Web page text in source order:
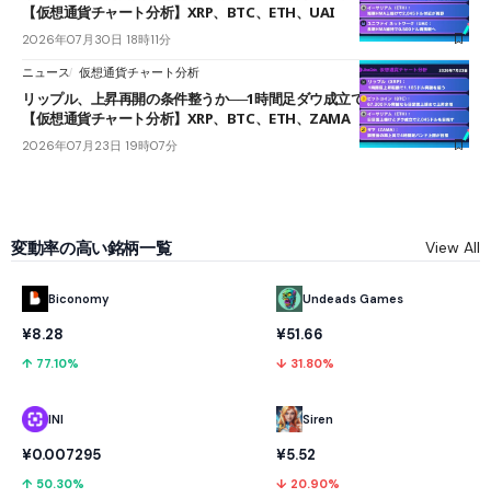
【仮想通貨チャート分析】XRP、BTC、ETH、UAI
2026年07月30日 18時11分
ニュース 仮想通貨チャート分析
リップル、上昇再開の条件整うか──1時間足ダウ成立で1.185ドルを狙う
【仮想通貨チャート分析】XRP、BTC、ETH、ZAMA
2026年07月23日 19時07分
変動率の高い銘柄一覧 View All
Biconomy
¥8.28
↑ 77.10%
INI
¥0.007295
↑ 50.30%
Undeads Games
¥51.66
↓ 31.80%
Siren
¥5.52
↓ 20.90%